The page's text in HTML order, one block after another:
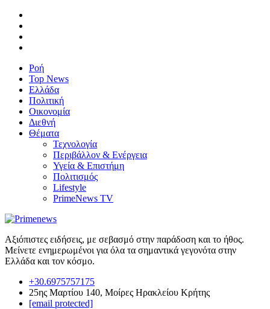
Ροή
Top News
Ελλάδα
Πολιτική
Οικονομία
Διεθνή
Θέματα
Τεχνολογία
Περιβάλλον & Ενέργεια
Υγεία & Επιστήμη
Πολιτισμός
Lifestyle
PrimeNews TV
Αξιόπιστες ειδήσεις, με σεβασμό στην παράδοση και το ήθος.
Μείνετε ενημερωμένοι για όλα τα σημαντικά γεγονότα στην
Ελλάδα και τον κόσμο.
+30.6975757175
25ης Μαρτίου 140, Μοίρες Ηρακλείου Κρήτης
[email protected]